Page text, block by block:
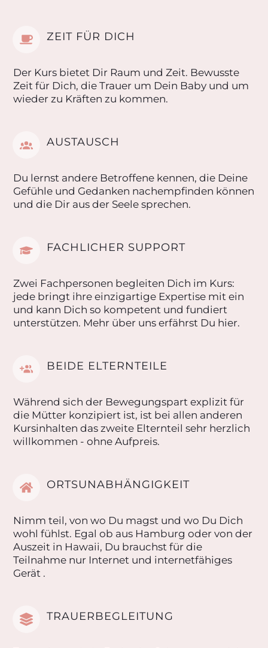
ZEIT FÜR DICH
Der Kurs bietet Dir Raum und Zeit. Bewusste
Zeit für Dich, die Trauer um Dein Baby und um
wieder zu Kräften zu kommen.
AUSTAUSCH
Du lernst andere Betroffene kennen, die Deine
Gefühle und Gedanken nachempfinden können
und die Dir aus der Seele sprechen.
FACHLICHER SUPPORT
Zwei Fachpersonen begleiten Dich im Kurs:
jede bringt ihre einzigartige Expertise mit ein
und kann Dich so kompetent und fundiert
unterstützen. Mehr über uns erfährst Du hier.
BEIDE ELTERNTEILE
Während sich der Bewegungspart explizit für
die Mütter konzipiert ist, ist bei allen anderen
Kursinhalten das zweite Elternteil sehr herzlich
willkommen - ohne Aufpreis.
ORTSUNABHÄNGIGKEIT
Nimm teil, von wo Du magst und wo Du Dich
wohl fühlst. Egal ob aus Hamburg oder von der
Auszeit in Hawaii, Du brauchst für die
Teilnahme nur Internet und internetfähiges
Gerät .
TRAUERBEGLEITUNG